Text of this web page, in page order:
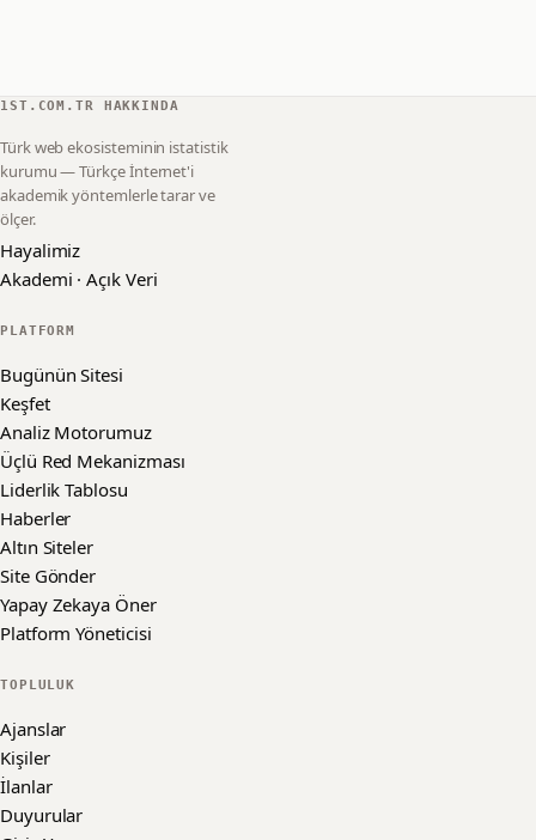
1ST.COM.TR HAKKINDA
Türk web ekosisteminin istatistik
kurumu — Türkçe İnternet'i
akademik yöntemlerle tarar ve
ölçer.
Hayalimiz
Akademi · Açık Veri
PLATFORM
Bugünün Sitesi
Keşfet
Analiz Motorumuz
Üçlü Red Mekanizması
Liderlik Tablosu
Haberler
Altın Siteler
Site Gönder
Yapay Zekaya Öner
Platform Yöneticisi
TOPLULUK
Ajanslar
Kişiler
İlanlar
Duyurular